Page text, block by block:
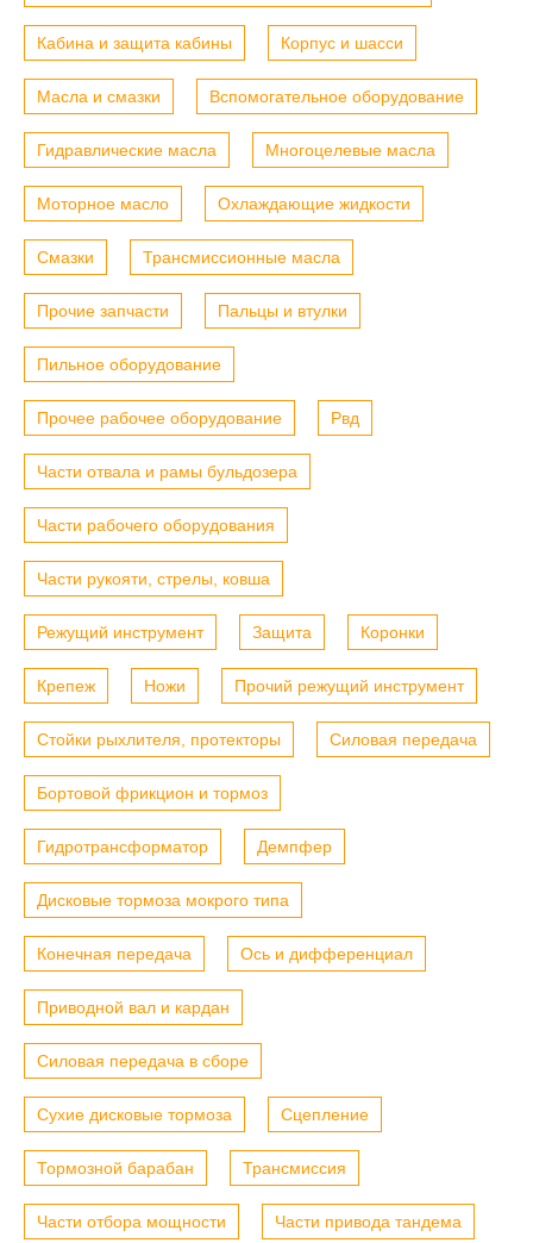
Кабина и защита кабины Корпус и шасси
Масла и смазки Вспомогательное оборудование
Гидравлические масла Многоцелевые масла
Моторное масло Охлаждающие жидкости
Смазки Трансмиссионные масла
Прочие запчасти Пальцы и втулки
Пильное оборудование
Прочее рабочее оборудование Рвд
Части отвала и рамы бульдозера
Части рабочего оборудования
Части рукояти, стрелы, ковша
Режущий инструмент Защита Коронки
Крепеж Ножи Прочий режущий инструмент
Стойки рыхлителя, протекторы Силовая передача
Бортовой фрикцион и тормоз
Гидротрансформатор Демпфер
Дисковые тормоза мокрого типа
Конечная передача Ось и дифференциал
Приводной вал и кардан
Силовая передача в сборе
Сухие дисковые тормоза Сцепление
Тормозной барабан Трансмиссия
Части отбора мощности Части привода тандема